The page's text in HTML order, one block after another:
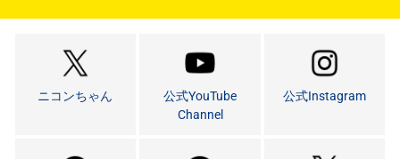
ニコンちゃん
公式YouTube
Channel
公式Instagram